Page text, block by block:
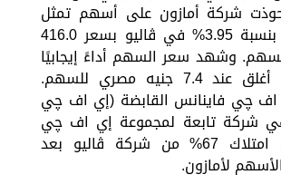
شركة أمازون على أسهم تمثل
حصة مباشرة بنسبة 3.95% في ڤاليو بسعر 416.0
وشهد سعر السهم أداءً إيجابيًا
ملحوظًا، حيث أغلق عند 7.4 جنيه مصري للسهم.
چي فاينانس القابضة (إي اف چي
شركة تابعة لمجموعة إي اف چي
القابضة، في امتلاك 67% من شركة ڤاليو بعد
لأمازون.